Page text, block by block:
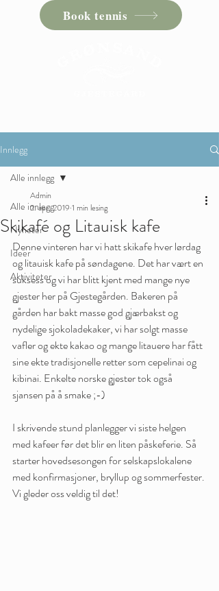
Book tennis
Innlegg
Alle innlegg
Nyheter
Ideer
Aktiviteter
Alle innlegg
Skikafé og Litauisk kafe
Admin
2. apr. 2019 1 min lesing
Denne vinteren har vi hatt skikafe hver lørdag
og litauisk kafe på søndagene. Det har vært en
suksess og vi har blitt kjent med mange nye
gjester her på Gjestegården. Bakeren på
gården har bakt masse god gjærbakst og
nydelige sjokoladekaker, vi har solgt masse
vafler og ekte kakao og mange litauere har fått
sine ekte tradisjonelle retter som cepelinai og
kibinai. Enkelte norske gjester tok også
sjansen på å smake ;-)
I skrivende stund planlegger vi siste helgen
med kafeer før det blir en liten påskeferie. Så
starter hovedsesongen for selskapslokalene
med konfirmasjoner, bryllup og sommerfester.
Vi gleder oss veldig til det!